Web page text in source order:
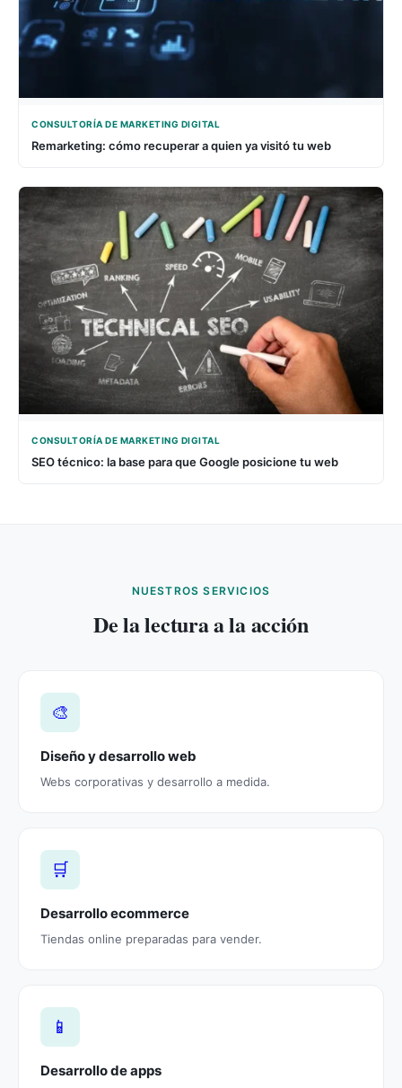
CONSULTORÍA DE MARKETING DIGITAL
Remarketing: cómo recuperar a quien ya visitó tu web
CONSULTORÍA DE MARKETING DIGITAL
SEO técnico: la base para que Google posicione tu web
NUESTROS SERVICIOS
De la lectura a la acción
🎨
Diseño y desarrollo web
Webs corporativas y desarrollo a medida.
🛒
Desarrollo ecommerce
Tiendas online preparadas para vender.
📱
Desarrollo de apps